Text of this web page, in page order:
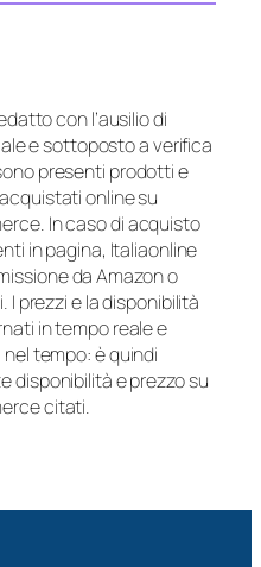
con l’ausilio di
e sottoposto a verifica
presenti prodotti e
online su
In caso di acquisto
in pagina, Italiaonline
da Amazon o
prezzi e la disponibilità
in tempo reale e
tempo: è quindi
disponibilità e prezzo su
citati.